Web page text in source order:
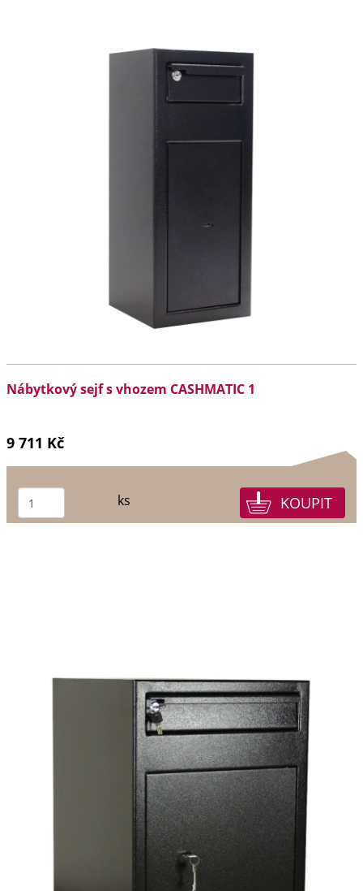
Nábytkový sejf s vhozem CASHMATIC 1
9 711 Kč
ks